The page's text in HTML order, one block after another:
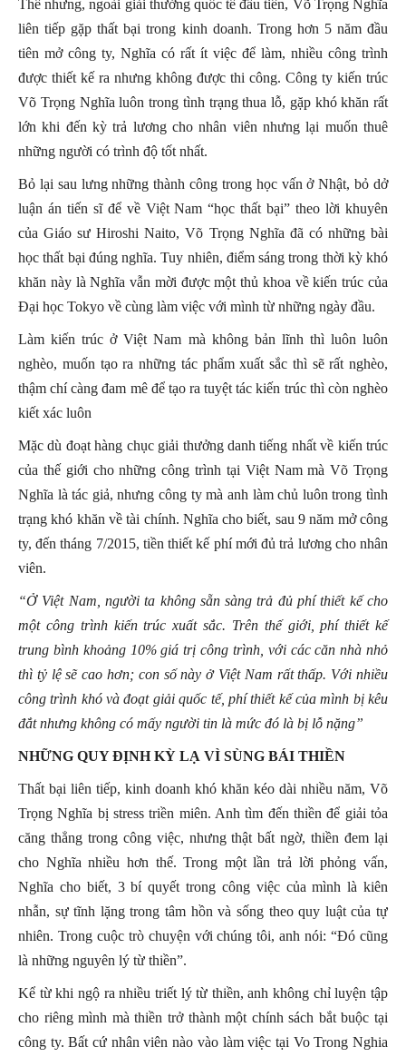
Thế nhưng, ngoài giải thưởng quốc tế đầu tiên, Võ Trọng Nghĩa
liên tiếp gặp thất bại trong kinh doanh. Trong hơn 5 năm đầu
tiên mở công ty, Nghĩa có rất ít việc để làm, nhiều công trình
được thiết kế ra nhưng không được thi công. Công ty kiến trúc
Võ Trọng Nghĩa luôn trong tình trạng thua lỗ, gặp khó khăn rất
lớn khi đến kỳ trả lương cho nhân viên nhưng lại muốn thuê
những người có trình độ tốt nhất.
Bỏ lại sau lưng những thành công trong học vấn ở Nhật, bỏ dở
luận án tiến sĩ để về Việt Nam “học thất bại” theo lời khuyên
của Giáo sư Hiroshi Naito, Võ Trọng Nghĩa đã có những bài
học thất bại đúng nghĩa. Tuy nhiên, điểm sáng trong thời kỳ khó
khăn này là Nghĩa vẫn mời được một thủ khoa về kiến trúc của
Đại học Tokyo về cùng làm việc với mình từ những ngày đầu.
Làm kiến trúc ở Việt Nam mà không bản lĩnh thì luôn luôn
nghèo, muốn tạo ra những tác phẩm xuất sắc thì sẽ rất nghèo,
thậm chí càng đam mê để tạo ra tuyệt tác kiến trúc thì còn nghèo
kiết xác luôn
Mặc dù đoạt hàng chục giải thưởng danh tiếng nhất về kiến trúc
của thế giới cho những công trình tại Việt Nam mà Võ Trọng
Nghĩa là tác giả, nhưng công ty mà anh làm chủ luôn trong tình
trạng khó khăn về tài chính. Nghĩa cho biết, sau 9 năm mở công
ty, đến tháng 7/2015, tiền thiết kế phí mới đủ trả lương cho nhân
viên.
“Ở Việt Nam, người ta không sẵn sàng trả đủ phí thiết kế cho
một công trình kiến trúc xuất sắc. Trên thế giới, phí thiết kế
trung bình khoảng 10% giá trị công trình, với các căn nhà nhỏ
thì tỷ lệ sẽ cao hơn; con số này ở Việt Nam rất thấp. Với nhiều
công trình khó và đoạt giải quốc tế, phí thiết kế của mình bị kêu
đắt nhưng không có mấy người tin là mức đó là bị lỗ nặng”
NHỮNG QUY ĐỊNH KỲ LẠ VÌ SÙNG BÁI THIỀN
Thất bại liên tiếp, kinh doanh khó khăn kéo dài nhiều năm, Võ
Trọng Nghĩa bị stress triền miên. Anh tìm đến thiền để giải tỏa
căng thẳng trong công việc, nhưng thật bất ngờ, thiền đem lại
cho Nghĩa nhiều hơn thế. Trong một lần trả lời phỏng vấn,
Nghĩa cho biết, 3 bí quyết trong công việc của mình là kiên
nhẫn, sự tĩnh lặng trong tâm hồn và sống theo quy luật của tự
nhiên. Trong cuộc trò chuyện với chúng tôi, anh nói: “Đó cũng
là những nguyên lý từ thiền”.
Kể từ khi ngộ ra nhiều triết lý từ thiền, anh không chỉ luyện tập
cho riêng mình mà thiền trở thành một chính sách bắt buộc tại
công ty. Bất cứ nhân viên nào vào làm việc tại Vo Trong Nghia